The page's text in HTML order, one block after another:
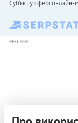
Cуб'єкт у сфері онлайн-
РЕКЛАМА